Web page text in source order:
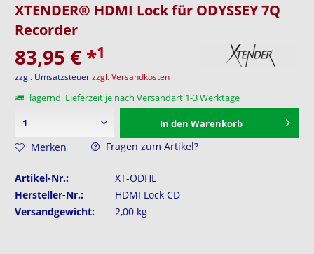
XTENDER® HDMI Lock für ODYSSEY 7Q
Recorder
83,95 € *1
zzgl. Umsatzsteuerzzgl. Versandkosten
lagernd. Lieferzeit je nach Versandart 1-3 Werktage
In den Warenkorb
Merken Fragen zum Artikel?
Artikel-Nr.:
XT-ODHL
Hersteller-Nr.:
HDMI Lock CD
Versandgewicht:
2,00 kg